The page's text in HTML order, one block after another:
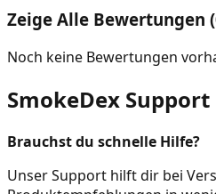
Zeige Alle Bewertungen
Noch keine Bewertungen
SmokeDex Support
Brauchst du schnelle Hilfe?
Unser Support hilft dir bei